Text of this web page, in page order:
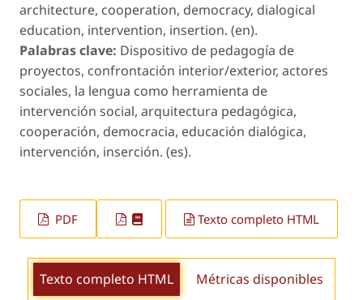
architecture, cooperation, democracy, dialogical
education, intervention, insertion. (en).
Palabras clave: Dispositivo de pedagogía de
proyectos, confrontación interior/exterior, actores
sociales, la lengua como herramienta de
intervención social, arquitectura pedagógica,
cooperación, democracia, educación dialógica,
intervención, inserción. (es).
PDF Texto completo HTML
Texto completo HTML Métricas disponibles